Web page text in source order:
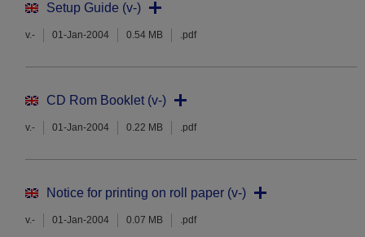
Setup Guide (v-)
v.- 01-Jan-2004 0.54 MB .pdf
CD Rom Booklet (v-)
v.- 01-Jan-2004 0.22 MB .pdf
Notice for printing on roll paper (v-)
v.- 01-Jan-2004 0.07 MB .pdf